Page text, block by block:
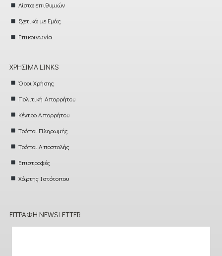
Λίστα επιθυμιών
Σχετικά με Εμάς
Επικοινωνία
ΧΡΉΣΙΜΑ LINKS
Όροι Χρήσης
Πολιτική Απορρήτου
Κέντρο Απορρήτου
Τρόποι Πληρωμής
Τρόποι Αποστολής
Επιστροφές
Χάρτης Ιστότοπου
ΕΓΓΡΑΦΉ NEWSLETTER